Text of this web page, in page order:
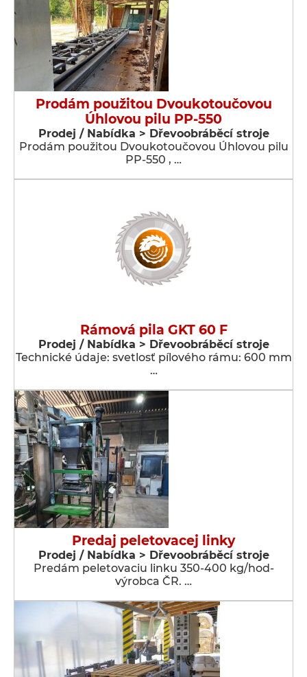
Prodám použitou Dvoukotoučovou
Úhlovou pilu PP-550
Prodej / Nabídka > Dřevoobráběcí stroje
Prodám použitou Dvoukotoučovou Úhlovou pilu
PP-550 , …
Rámová pila GKT 60 F
Prodej / Nabídka > Dřevoobráběcí stroje
Technické údaje: svetlosť pílového rámu: 600 mm
…
Predaj peletovacej linky
Prodej / Nabídka > Dřevoobráběcí stroje
Predám peletovaciu linku 350-400 kg/hod-
výrobca ČR. …